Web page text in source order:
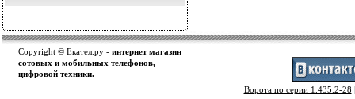
Copyright © Екател.ру - интернет магазин
сотовых и мобильных телефонов,
цифровой техники.
Ворота по серии 1.435.2-28